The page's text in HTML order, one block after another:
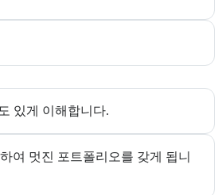
목표를 펼칠 수 있다.
있게 이해합니다.
여 멋진 포트폴리오를 갖게 됩니